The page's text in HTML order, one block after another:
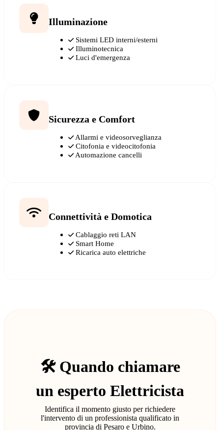
Illuminazione
Sistemi LED interni/esterni
Illuminotecnica
Luci d'emergenza
Sicurezza e Comfort
Allarmi e videosorveglianza
Citofonia e videocitofonia
Automazione cancelli
Connettività e Domotica
Cablaggio reti LAN
Smart Home
Ricarica auto elettriche
🛠️ Quando chiamare
un esperto Elettricista
Identifica il momento giusto per richiedere
l'intervento di un professionista qualificato in
provincia di Pesaro e Urbino.